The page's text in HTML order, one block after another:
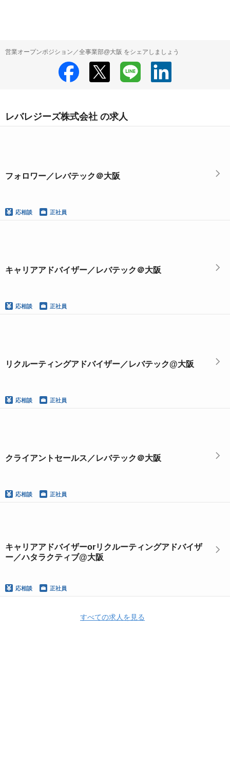
営業オープンポジション／全事業部@大阪 をシェアしましょう
レバレジーズ株式会社 の求人
フォロワー／レバテック＠大阪
応相談 正社員
キャリアアドバイザー／レバテック＠大阪
応相談 正社員
リクルーティングアドバイザー／レバテック@大阪
応相談 正社員
クライアントセールス／レバテック＠大阪
応相談 正社員
キャリアアドバイザーorリクルーティングアドバイザ
ー／ハタラクティブ@大阪
応相談 正社員
すべての求人を見る